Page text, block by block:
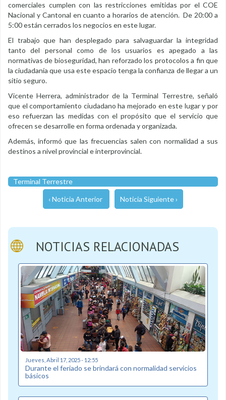
comerciales cumplen con las restricciones emitidas por el COE
Nacional y Cantonal en cuanto a horarios de atención. De 20:00 a
5:00 están cerrados los negocios en este lugar.
El trabajo que han desplegado para salvaguardar la integridad
tanto del personal como de los usuarios es apegado a las
normativas de bioseguridad, han reforzado los protocolos a fin que
la ciudadanía que usa este espacio tenga la confianza de llegar a un
sitio seguro.
Vicente Herrera, administrador de la Terminal Terrestre, señaló
que el comportamiento ciudadano ha mejorado en este lugar y por
eso refuerzan las medidas con el propósito que el servicio que
ofrecen se desarrolle en forma ordenada y organizada.
Además, informó que las frecuencias salen con normalidad a sus
destinos a nivel provincial e interprovincial.
Terminal Terrestre
‹ Noticia Anterior Noticia Siguiente ›
NOTICIAS RELACIONADAS
Jueves, Abril 17, 2025 - 12:55
Durante el feriado se brindará con normalidad servicios
básicos